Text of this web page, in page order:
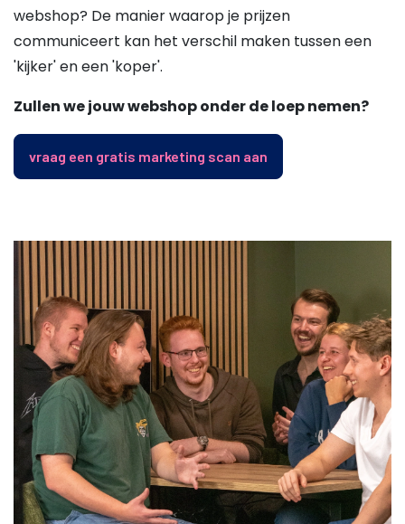
webshop? De manier waarop je prijzen
communiceert kan het verschil maken tussen een
'kijker' en een 'koper'.
Zullen we jouw webshop onder de loep nemen?
vraag een gratis marketing scan aan